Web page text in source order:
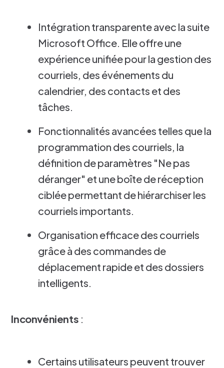
Intégration transparente avec la suite
Microsoft Office. Elle offre une
expérience unifiée pour la gestion des
courriels, des événements du
calendrier, des contacts et des
tâches.
Fonctionnalités avancées telles que la
programmation des courriels, la
définition de paramètres "Ne pas
déranger" et une boîte de réception
ciblée permettant de hiérarchiser les
courriels importants.
Organisation efficace des courriels
grâce à des commandes de
déplacement rapide et des dossiers
intelligents.
Inconvénients :
Certains utilisateurs peuvent trouver